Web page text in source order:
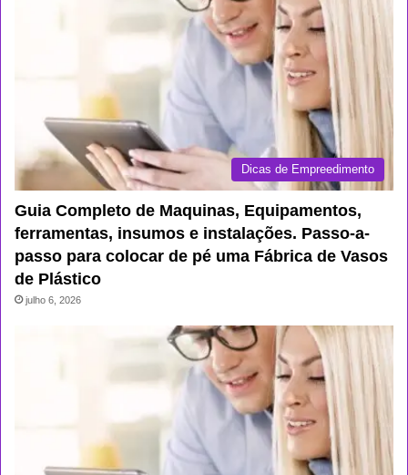
Dicas de Empreedimento
Guia Completo de Maquinas, Equipamentos,
ferramentas, insumos e instalações. Passo-a-
passo para colocar de pé uma Fábrica de Vasos
de Plástico
julho 6, 2026